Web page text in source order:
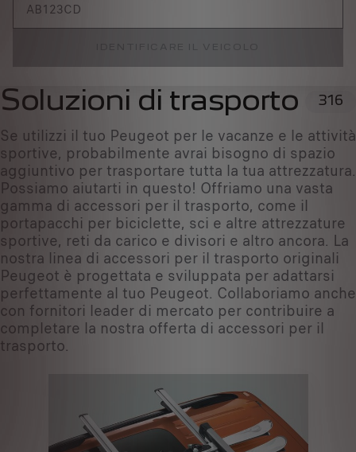
Soluzioni di trasporto 316
Se utilizzi il tuo Peugeot per le vacanze e le attività
sportive, probabilmente avrai bisogno di spazio
aggiuntivo per trasportare tutta la tua attrezzatura.
Possiamo aiutarti in questo! Offriamo una vasta
gamma di accessori per il trasporto, come il
portapacchi per biciclette, sci e altre attrezzature
sportive, reti da carico e divisori e altro ancora. La
nostra linea di accessori per il trasporto originali
Peugeot è progettata e sviluppata per adattarsi
perfettamente al tuo Peugeot. Collaboriamo anche
con fornitori leader di mercato per contribuire a
completare la nostra offerta di accessori per il
trasporto.